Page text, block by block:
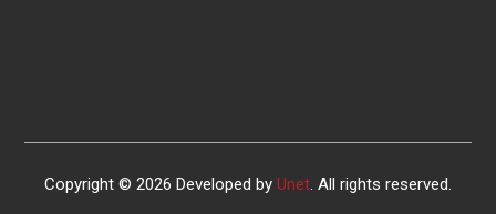
Copyright © 2026 Developed by Unet . All rights reserved.